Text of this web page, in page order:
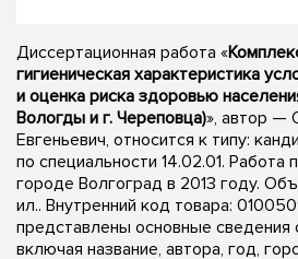
Диссертационная работа «
гигиеническая характеристика
и оценка риска здоровью
Вологды и г. Череповца)», автор —
Евгеньевич, относится к типу:
по специальности 14.02.01. Работа
городе Волгоград в 2013 году.
ил.. Внутренний код товара:
представлены основные сведения
включая название, автора, год,